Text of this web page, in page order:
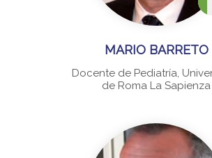
MARIO BARRETO
Docente de Pediatría,
de Roma La Sapienza